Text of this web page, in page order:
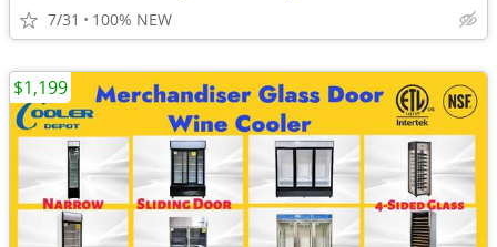
7/31 100% NEW
$1,199